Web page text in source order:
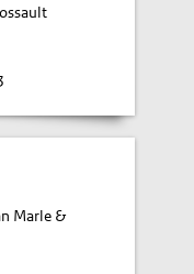
Marle &